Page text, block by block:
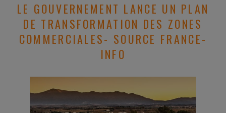
LE GOUVERNEMENT LANCE UN PLAN
DE TRANSFORMATION DES ZONES
COMMERCIALES- SOURCE FRANCE-
INFO